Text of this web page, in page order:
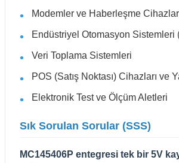
Modemler ve Haberleşme
Endüstriyel Otomasyon Sistemleri
Veri Toplama Sistemleri
POS (Satış Noktası) Cihazları ve
Elektronik Test ve Ölçüm Aletleri
Sık Sorulan Sorular (SSS)
MC145406P entegresi tek bir 5V